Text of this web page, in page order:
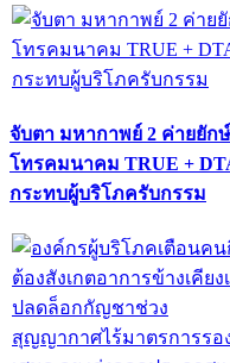
จับตา มหากาพย์ 2 ค่ายยักษ์
โทรคมนาคม TRUE +
กระทบผู้บริโภครับกรรม